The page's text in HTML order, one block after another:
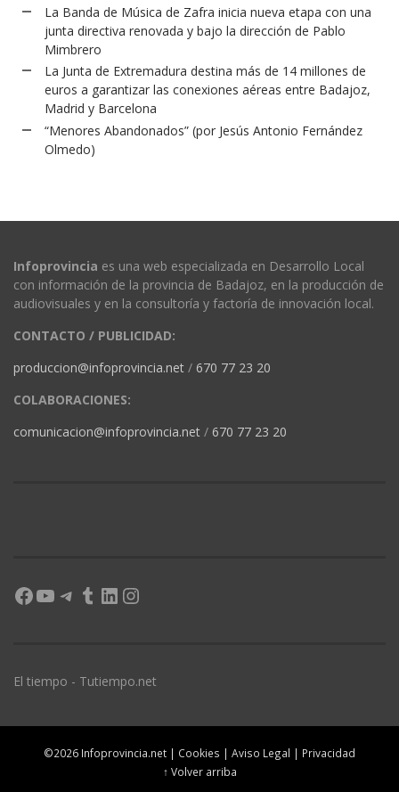
La Banda de Música de Zafra inicia nueva etapa con una
junta directiva renovada y bajo la dirección de Pablo
Mimbrero
La Junta de Extremadura destina más de 14 millones de
euros a garantizar las conexiones aéreas entre Badajoz,
Madrid y Barcelona
“Menores Abandonados” (por Jesús Antonio Fernández
Olmedo)
Infoprovincia es una web especializada en Desarrollo Local
con información de la provincia de Badajoz, en la producción de
audiovisuales y en la consultoría y factoría de innovación local.
CONTACTO / PUBLICIDAD:
produccion@infoprovincia.net / 670 77 23 20
COLABORACIONES:
comunicacion@infoprovincia.net / 670 77 23 20
Facebook
YouTube
Telegram
Tumblr
LinkedIn
Instagram
El tiempo - Tutiempo.net
©2026 Infoprovincia.net | Cookies | Aviso Legal | Privacidad
↑ Volver arriba